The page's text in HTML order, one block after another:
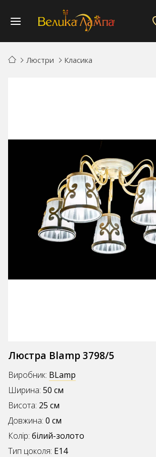
Люстри Класика
Люстра Blamp 3798/5
Виробник: BLamp
Ширина: 50 см
Висота: 25 см
Довжина: 0 см
Колір: білий-золото
Тип цоколя: E14